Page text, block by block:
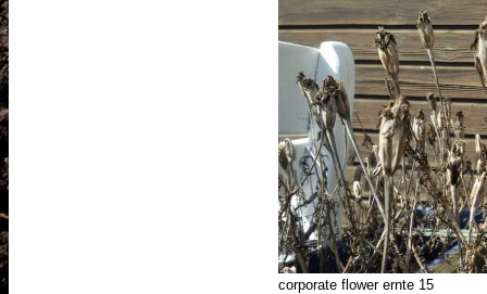
corporate flower ernte 15